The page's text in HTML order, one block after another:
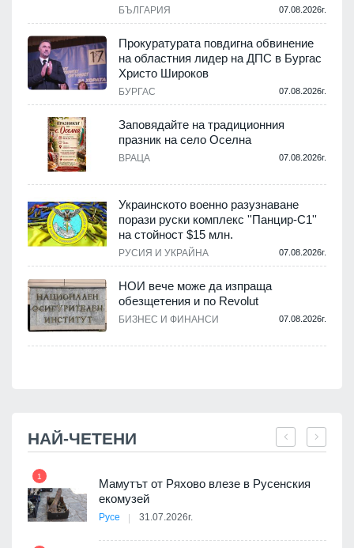
БЪЛГАРИЯ 07.08.2026г.
Прокуратурата повдигна обвинение
на областния лидер на ДПС в Бургас
Христо Широков
БУРГАС 07.08.2026г.
Заповядайте на традиционния
празник на село Оселна
ВРАЦА 07.08.2026г.
Украинското военно разузнаване
порази руски комплекс ''Панцир-С1''
на стойност $15 млн.
РУСИЯ И УКРАЙНА 07.08.2026г.
НОИ вече може да изпраща
обезщетения и по Revolut
БИЗНЕС И ФИНАНСИ 07.08.2026г.
НАЙ-ЧЕТЕНИ
1
Мамутът от Ряхово влезе в Русенския
екомузей
Русе 31.07.2026г.